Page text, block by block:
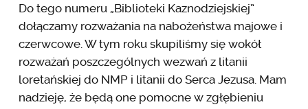
Do tego numeru „Biblioteki Kaznodziejskiej”
dołączamy rozważania na nabożeństwa majowe i
czerwcowe. W tym roku skupiliśmy się wokół
rozważań poszczególnych wezwań z litanii
loretańskiej do NMP i litanii do Serca Jezusa. Mam
nadzieję, że będą one pomocne w zgłębieniu